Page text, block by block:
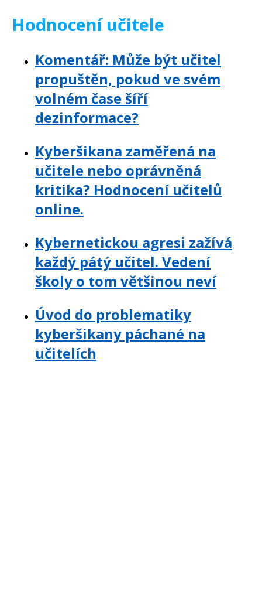
Hodnocení učitele
Komentář: Může být učitel
propuštěn, pokud ve svém
volném čase šíří
dezinformace?
Kyberšikana zaměřená na
učitele nebo oprávněná
kritika? Hodnocení učitelů
online.
Kybernetickou agresi zažívá
každý pátý učitel. Vedení
školy o tom většinou neví
Úvod do problematiky
kyberšikany páchané na
učitelích